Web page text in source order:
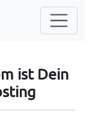
ist Dein